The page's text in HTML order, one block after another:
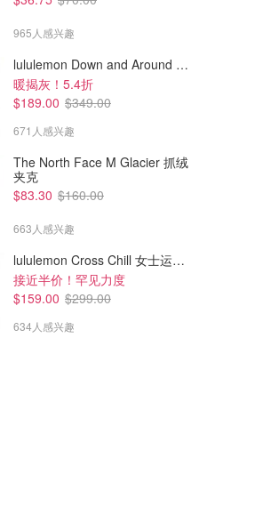
965人感兴趣
lululemon Down and Around 羽绒夹克
暖揭灰！5.4折
$189.00 $349.00
671人感兴趣
The North Face M Glacier 抓绒
夹克
$83.30 $160.00
663人感兴趣
lululemon Cross Chill 女士运动外套
接近半价！罕见力度
$159.00 $299.00
634人感兴趣